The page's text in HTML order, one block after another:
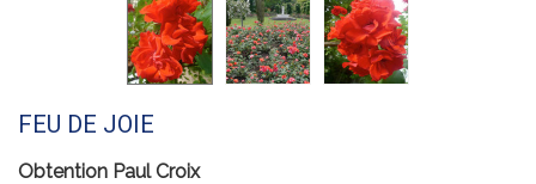
FEU DE JOIE
Obtention Paul Croix